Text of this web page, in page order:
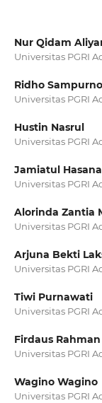
Nur Qidam
Universitas PGRI
Ridho Sampurno
Universitas PGRI
Hustin Nasrul
Universitas PGRI
Jamiatul
Universitas PGRI
Alorinda Zantia
Universitas PGRI
Arjuna Bekti
Universitas PGRI
Tiwi Purnawati
Universitas PGRI
Firdaus Rahman
Universitas PGRI
Wagino Wagino
Universitas PGRI